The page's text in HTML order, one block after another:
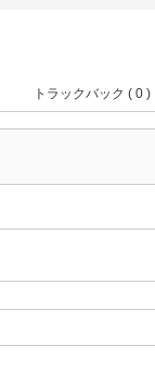
トラックバック ( 0 )